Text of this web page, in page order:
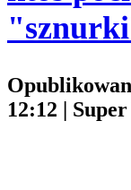
12:12 |